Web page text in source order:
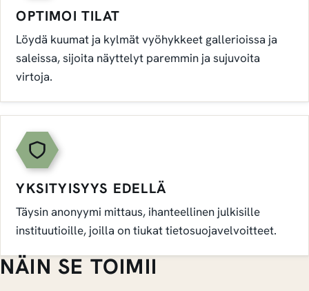
OPTIMOI TILAT
Löydä kuumat ja kylmät vyöhykkeet gallerioissa ja
saleissa, sijoita näyttelyt paremmin ja sujuvoita
virtoja.
YKSITYISYYS EDELLÄ
Täysin anonyymi mittaus, ihanteellinen julkisille
instituutioille, joilla on tiukat tietosuojavelvoitteet.
NÄIN SE TOIMII